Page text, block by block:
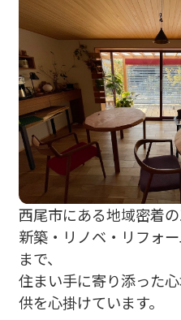
西尾市にある地域密着の
新築・リノベ・リフォ
まで、
住まい手に寄り添った
供を心掛けています。